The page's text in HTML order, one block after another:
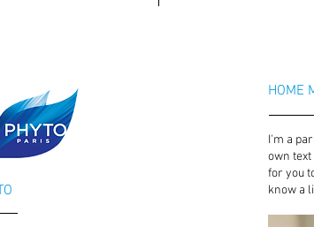
I'm a
own text
for you
know a
HOME